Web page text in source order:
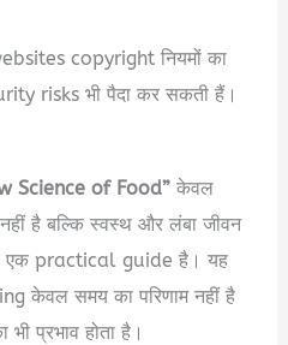
copyright नियमों का
risks भी पैदा कर सकती हैं।
Science of Food” केवल
है बल्कि स्वस्थ और लंबा जीवन
एक practical guide है। यह
केवल समय का परिणाम नहीं है
प्रभाव होता है।